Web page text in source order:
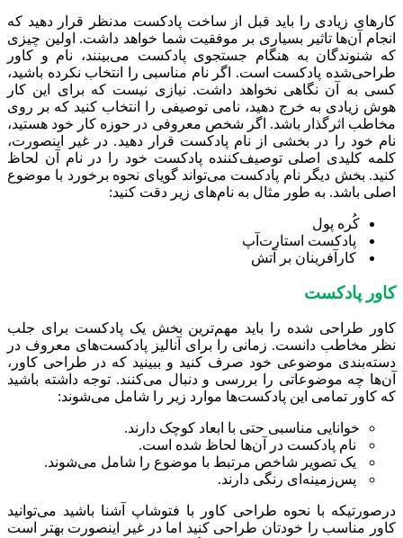
کارهای زیادی را باید قبل از ساخت پادکست مدنظر قرار دهید که
انجام آن‌ها تاثیر بسیاری بر موفقیت شما خواهد داشت. اولین چیزی
که شنوندگان به هنگام جستجوی پادکست می‌بینند، نام و کاور
طراحی‌شده پادکست است. اگر نام مناسبی را انتخاب نکرده باشید،
کسی به آن نگاهی نخواهد داشت. نیازی نیست که برای این کار
هوش زیادی به خرج دهید، نامی توصیفی را انتخاب کنید که بر روی
مخاطب اثرگذار باشد. اگر شخص معروفی در حوزه کار خود هستید،
نام خود را در بخشی از نام پادکست قرار دهید. در غیر اینصورت،
کلمه کلیدی اصلی توصیف‌کننده پادکست خود را در نام آن لحاظ
کنید. بخش دیگر نام پادکست می‌تواند گویای نحوه برخورد با موضوع
اصلی باشد. به طور مثال به نام‌های زیر دقت کنید:
کُره پول
پادکست استارت‌آپ
کارآفرینان بر آتش
کاور پادکست
کاور طراحی شده را باید مهم‌ترین بخش یک پادکست برای جلب
نظر مخاطب دانست. زمانی را برای آنالیز پادکست‌های معروف در
دسته‌بندی موضوعی خود صرف کنید و ببینید که در طراحی کاور،
آن‌ها چه موضوعاتی را بررسی و دنبال می‌کنند. توجه داشته باشید
که کاور تمامی این پادکست‌ها موارد زیر را شامل می‌شوند:
خوانایی مناسبی حتی با ابعاد کوچک دارند.
نام پادکست در آن‌ها لحاظ شده است.
یک تصویر شاخص مرتبط با موضوع را شامل می‌شوند.
پس‌زمینه‌ای رنگی دارند.
درصورتیکه با نحوه طراحی کاور با فتوشاپ آشنا باشید می‌توانید
کاور مناسب را خودتان طراحی کنید اما در غیر اینصورت بهتر است